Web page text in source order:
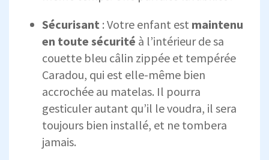
Sécurisant : Votre enfant est maintenu
en toute sécurité à l’intérieur de sa
couette bleu câlin zippée et tempérée
Caradou, qui est elle-même bien
accrochée au matelas. Il pourra
gesticuler autant qu’il le voudra, il sera
toujours bien installé, et ne tombera
jamais.